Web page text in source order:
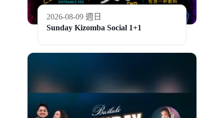
2026-08-09 週日
Sunday Kizomba Social 1+1